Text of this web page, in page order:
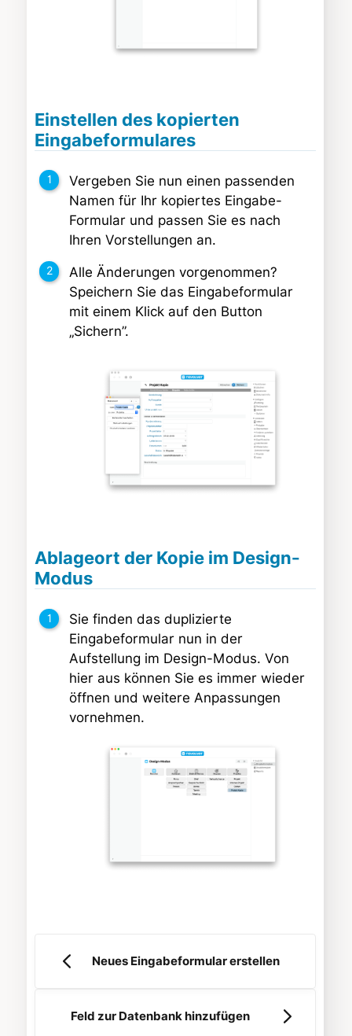
Einstellen des kopierten
Eingabeformulares
Vergeben Sie nun einen passenden
Namen für Ihr kopiertes Eingabe-
Formular und passen Sie es nach
Ihren Vorstellungen an.
Alle Änderungen vorgenommen?
Speichern Sie das Eingabeformular
mit einem Klick auf den Button
„Sichern”.
Ablageort der Kopie im Design-
Modus
Sie finden das duplizierte
Eingabeformular nun in der
Aufstellung im Design-Modus. Von
hier aus können Sie es immer wieder
öffnen und weitere Anpassungen
vornehmen.
Neues Eingabeformular erstellen
Feld zur Datenbank hinzufügen